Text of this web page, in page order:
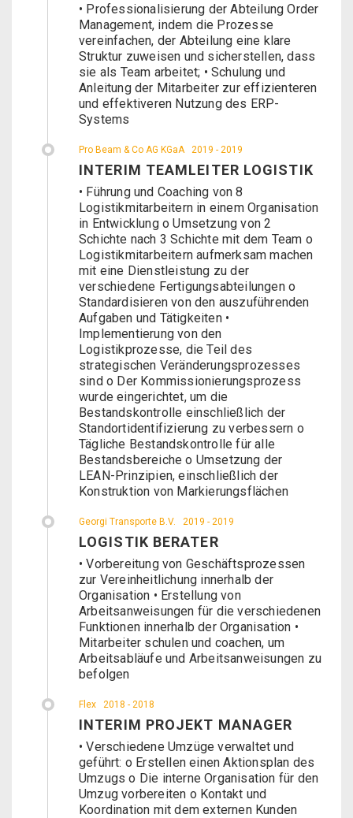
• Professionalisierung der Abteilung Order
Management, indem die Prozesse
vereinfachen, der Abteilung eine klare
Struktur zuweisen und sicherstellen, dass
sie als Team arbeitet; • Schulung und
Anleitung der Mitarbeiter zur effizienteren
und effektiveren Nutzung des ERP-
Systems
Pro Beam & Co AG KGaA 2019 - 2019
INTERIM TEAMLEITER LOGISTIK
• Führung und Coaching von 8
Logistikmitarbeitern in einem Organisation
in Entwicklung o Umsetzung von 2
Schichte nach 3 Schichte mit dem Team o
Logistikmitarbeitern aufmerksam machen
mit eine Dienstleistung zu der
verschiedene Fertigungsabteilungen o
Standardisieren von den auszuführenden
Aufgaben und Tätigkeiten •
Implementierung von den
Logistikprozesse, die Teil des
strategischen Veränderungsprozesses
sind o Der Kommissionierungsprozess
wurde eingerichtet, um die
Bestandskontrolle einschließlich der
Standortidentifizierung zu verbessern o
Tägliche Bestandskontrolle für alle
Bestandsbereiche o Umsetzung der
LEAN-Prinzipien, einschließlich der
Konstruktion von Markierungsflächen
Georgi Transporte B.V. 2019 - 2019
LOGISTIK BERATER
• Vorbereitung von Geschäftsprozessen
zur Vereinheitlichung innerhalb der
Organisation • Erstellung von
Arbeitsanweisungen für die verschiedenen
Funktionen innerhalb der Organisation •
Mitarbeiter schulen und coachen, um
Arbeitsabläufe und Arbeitsanweisungen zu
befolgen
Flex 2018 - 2018
INTERIM PROJEKT MANAGER
• Verschiedene Umzüge verwaltet und
geführt: o Erstellen einen Aktionsplan des
Umzugs o Die interne Organisation für den
Umzug vorbereiten o Kontakt und
Koordination mit dem externen Kunden